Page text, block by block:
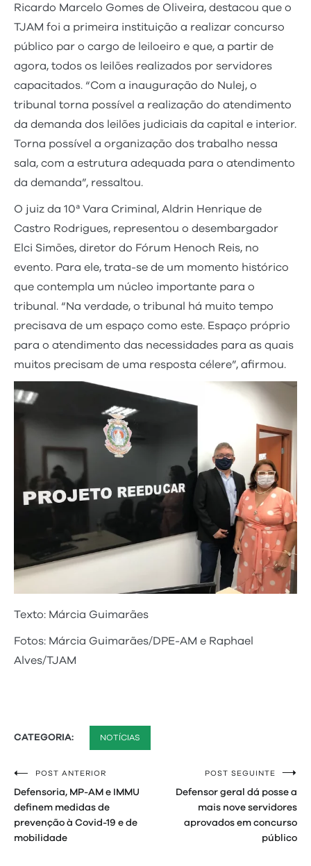
Ricardo Marcelo Gomes de Oliveira, destacou que o
TJAM foi a primeira instituição a realizar concurso
público par o cargo de leiloeiro e que, a partir de
agora, todos os leilões realizados por servidores
capacitados. “Com a inauguração do Nulej, o
tribunal torna possível a realização do atendimento
da demanda dos leilões judiciais da capital e interior.
Torna possível a organização dos trabalho nessa
sala, com a estrutura adequada para o atendimento
da demanda”, ressaltou.
O juiz da 10ª Vara Criminal, Aldrin Henrique de
Castro Rodrigues, representou o desembargador
Elci Simões, diretor do Fórum Henoch Reis, no
evento. Para ele, trata-se de um momento histórico
que contempla um núcleo importante para o
tribunal. “Na verdade, o tribunal há muito tempo
precisava de um espaço como este. Espaço próprio
para o atendimento das necessidades para as quais
muitos precisam de uma resposta célere”, afirmou.
Texto: Márcia Guimarães
Fotos: Márcia Guimarães/DPE-AM e Raphael
Alves/TJAM
CATEGORIA: NOTÍCIAS
Navegação
de
Post
POST ANTERIOR
Defensoria, MP-AM e IMMU
definem medidas de
prevenção à Covid-19 e de
mobilidade
POST SEGUINTE
Defensor geral dá posse a
mais nove servidores
aprovados em concurso
público